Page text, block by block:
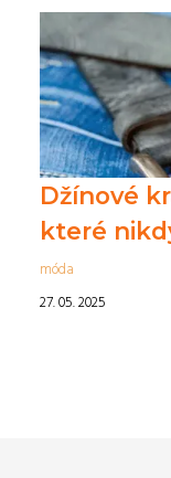
Džínové
které
móda
27. 05. 2025